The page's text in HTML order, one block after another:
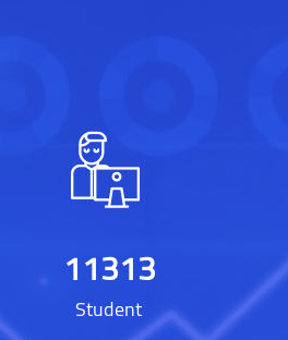
11313
Student